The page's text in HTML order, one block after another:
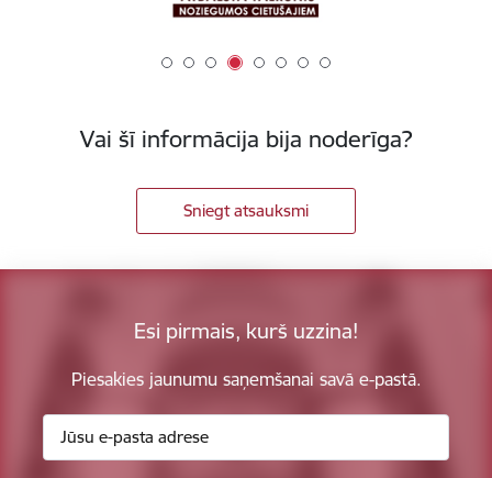
Vai šī informācija bija noderīga?
Sniegt atsauksmi
Esi pirmais, kurš uzzina!
Piesakies jaunumu saņemšanai savā e-pastā.